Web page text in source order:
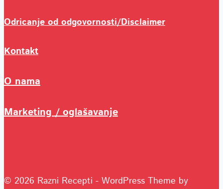
Odricanje od odgovornosti/Disclaimer
Kontakt
O nama
Marketing / oglašavanje
© 2026 Razni Recepti - WordPress Theme by